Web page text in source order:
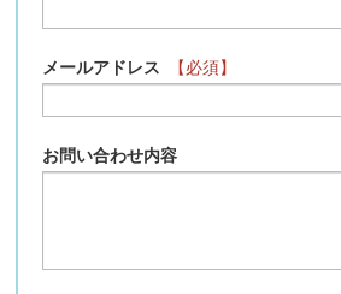
メールアドレス 【必須】
お問い合わせ内容